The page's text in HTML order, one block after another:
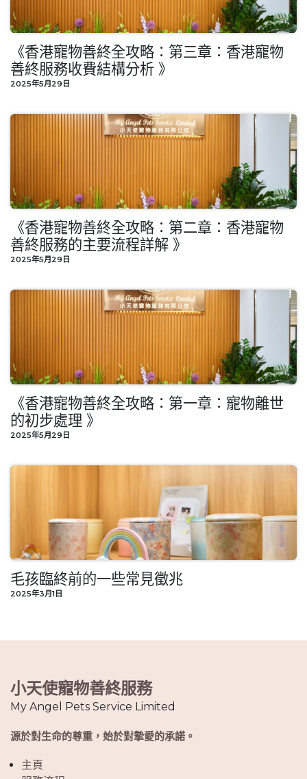
《香港寵物善終全攻略：第三章：香港寵物
善終服務收費結構分析 》
2025年5月29日
《香港寵物善終全攻略：第二章：香港寵物
善終服務的主要流程詳解 》
2025年5月29日
《香港寵物善終全攻略：第一章：寵物離世
的初步處理 》
2025年5月29日
毛孩臨終前的一些常見徵兆
2025年3月1日
小天使寵物善終服務
My Angel Pets Service Limited
源於對生命的尊重，始於對摯愛的承諾。
主頁